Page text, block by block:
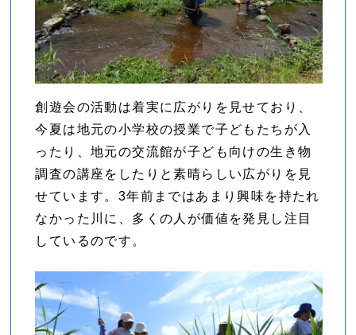
創遊会の活動は着実に広がりを見せており、
今夏は地元の小学校の授業で子どもたちが入
ったり、地元の交流館が子ども向けの生き物
調査の講座をしたりと素晴らしい広がりを見
せています。3年前まではあまり興味を持たれ
なかった川に、多くの人が価値を発見し注目
しているのです。